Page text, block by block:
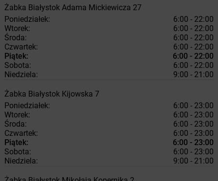
Żabka Białystok Adama Mickiewicza 27
Poniedziałek:
6:00 - 22:00
Wtorek:
6:00 - 22:00
Środa:
6:00 - 22:00
Czwartek:
6:00 - 22:00
Piątek:
6:00 - 22:00
Sobota:
6:00 - 22:00
Niedziela:
9:00 - 21:00
Żabka Białystok Kijowska 7
Poniedziałek:
6:00 - 23:00
Wtorek:
6:00 - 23:00
Środa:
6:00 - 23:00
Czwartek:
6:00 - 23:00
Piątek:
6:00 - 23:00
Sobota:
6:00 - 23:00
Niedziela:
9:00 - 21:00